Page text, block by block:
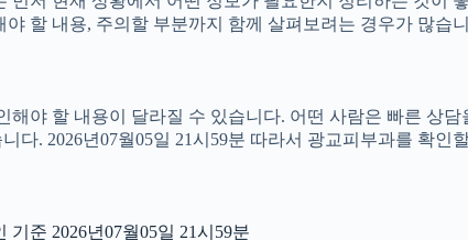
야 할 내용, 주의할 부분까지 함께 살펴보려는 경우가 많
해야 할 내용이 달라질 수 있습니다. 어떤 사람은 빠른 상
다. 2026년07월05일 21시59분 따라서 광교피부과를 확
준 2026년07월05일 21시59분